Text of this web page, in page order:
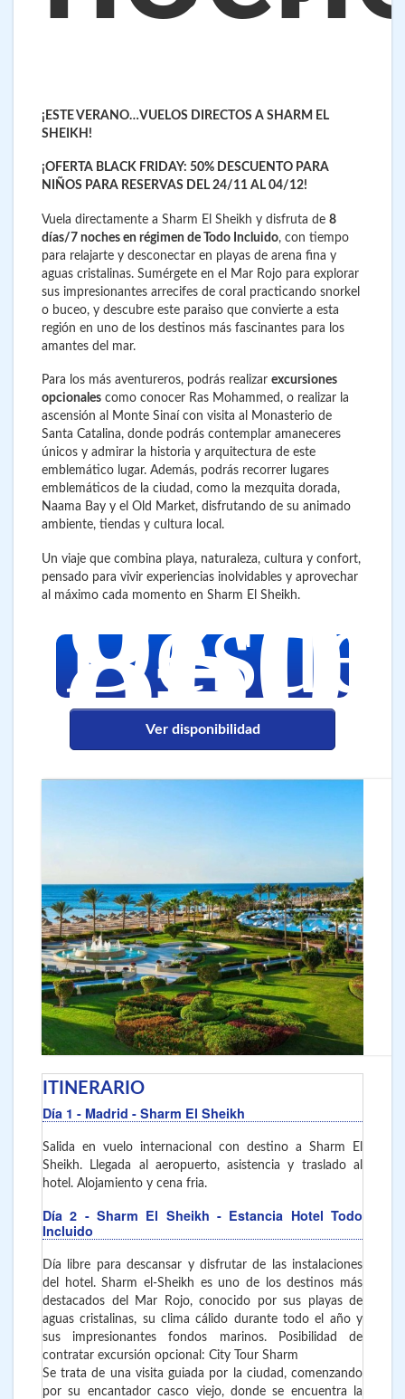
¡ESTE VERANO…VUELOS DIRECTOS A SHARM EL
SHEIKH!
¡OFERTA BLACK FRIDAY: 50% DESCUENTO PARA
NIÑOS PARA RESERVAS DEL 24/11 AL 04/12!
Vuela directamente a Sharm El Sheikh y disfruta de 8
días/7 noches en régimen de Todo Incluido, con tiempo
para relajarte y desconectar en playas de arena fina y
aguas cristalinas. Sumérgete en el Mar Rojo para explorar
sus impresionantes arrecifes de coral practicando snorkel
o buceo, y descubre este paraiso que convierte a esta
región en uno de los destinos más fascinantes para los
amantes del mar.
Para los más aventureros, podrás realizar excursiones
opcionales como conocer Ras Mohammed, o realizar la
ascensión al Monte Sinaí con visita al Monasterio de
Santa Catalina, donde podrás contemplar amaneceres
únicos y admirar la historia y arquitectura de este
emblemático lugar. Además, podrás recorrer lugares
emblemáticos de la ciudad, como la mezquita dorada,
Naama Bay y el Old Market, disfrutando de su animado
ambiente, tiendas y cultura local.
Un viaje que combina playa, naturaleza, cultura y confort,
pensado para vivir experiencias inolvidables y aprovechar
al máximo cada momento en Sharm El Sheikh.
Desde
850
€
Ver disponibilidad
ITINERARIO
Día 1 - Madrid - Sharm El Sheikh
Salida en vuelo internacional con destino a Sharm El
Sheikh. Llegada al aeropuerto, asistencia y traslado al
hotel. Alojamiento y cena fria.
Día 2 - Sharm El Sheikh- Estancia Hotel Todo
Incluido
Día libre para descansar y disfrutar de las instalaciones
del hotel. Sharm el-Sheikh es uno de los destinos más
destacados del Mar Rojo, conocido por sus playas de
aguas cristalinas, su clima cálido durante todo el año y
sus impresionantes fondos marinos. Posibilidad de
contratar excursión opcional: City Tour Sharm
Se trata de una visita guiada por la ciudad, comenzando
por su encantador casco viejo, donde se encuentra la